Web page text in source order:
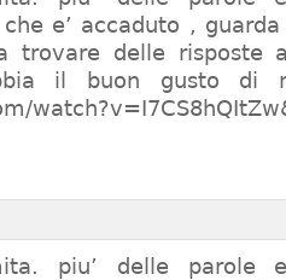
e’ accaduto , guarda
trovare delle risposte
il buon gusto di
piu’ delle parole